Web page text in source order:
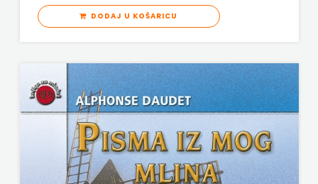
MATE
NEPTUN
NAKLADA
OCEANMORE
Naklada
ZNANJE
DODAJ U KOŠARICU